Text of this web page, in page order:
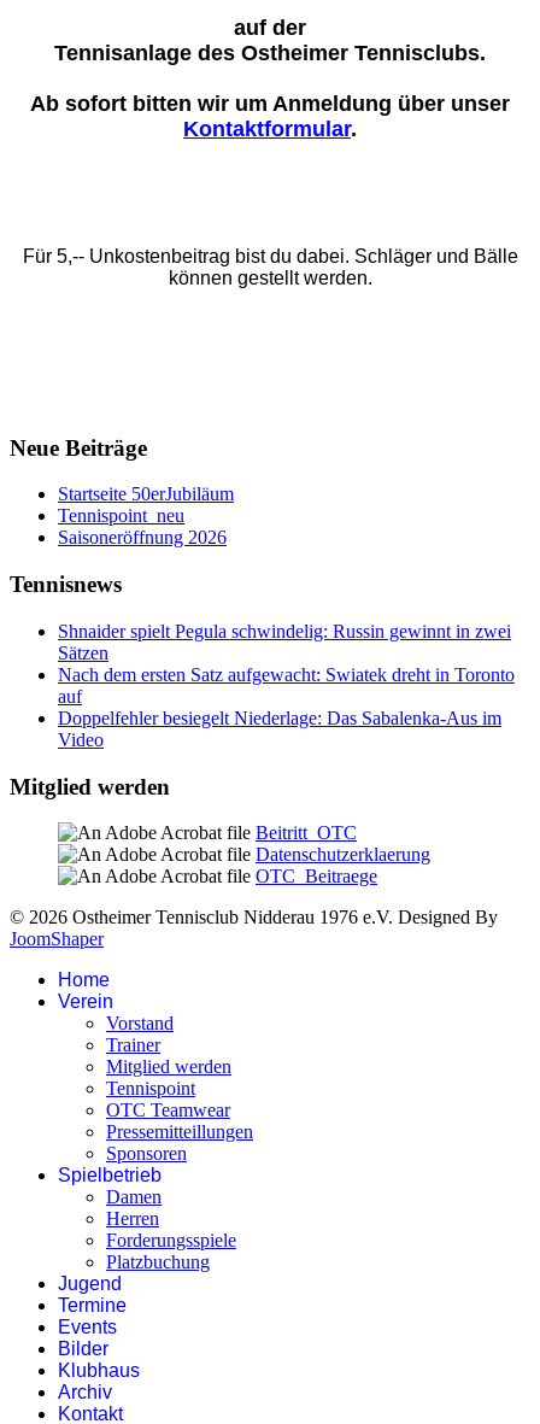
auf der
Tennisanlage des Ostheimer Tennisclubs.
Ab sofort bitten wir um Anmeldung über unser
Kontaktformular.
Für 5,-- Unkostenbeitrag bist du dabei. Schläger und Bälle
können gestellt werden.
Neue Beiträge
Startseite 50erJubiläum
Tennispoint_neu
Saisoneröffnung 2026
Tennisnews
Shnaider spielt Pegula schwindelig: Russin gewinnt in zwei
Sätzen
Nach dem ersten Satz aufgewacht: Swiatek dreht in Toronto
auf
Doppelfehler besiegelt Niederlage: Das Sabalenka-Aus im
Video
Mitglied werden
Beitritt_OTC
Datenschutzerklaerung
OTC_Beitraege
© 2026 Ostheimer Tennisclub Nidderau 1976 e.V. Designed By
JoomShaper
Home
Verein
Vorstand
Trainer
Mitglied werden
Tennispoint
OTC Teamwear
Pressemitteillungen
Sponsoren
Spielbetrieb
Damen
Herren
Forderungsspiele
Platzbuchung
Jugend
Termine
Events
Bilder
Klubhaus
Archiv
Kontakt